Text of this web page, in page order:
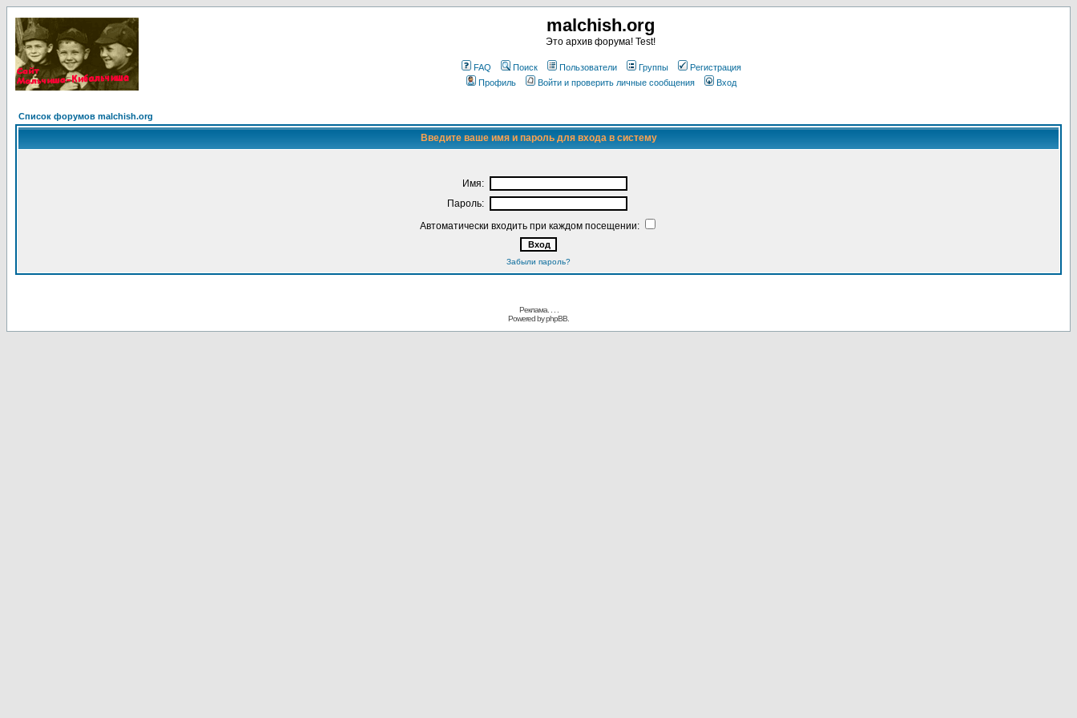
malchish.org
Это архив форума! Test!
FAQ Поиск Пользователи Группы
Регистрация
Профиль
Войти и проверить личные сообщения Вход
Список форумов malchish.org
Введите ваше имя и пароль для входа в систему
Имя:
Пароль:
Автоматически входить при каждом посещении:
Забыли пароль?
Реклама. . .
Powered byphpBB.